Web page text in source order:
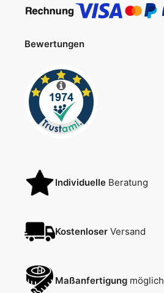
Bewertungen
Individuelle Beratung
Kostenloser Versand
Maßanfertigung möglich